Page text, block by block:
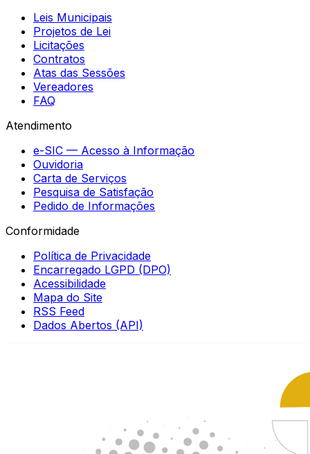
Leis Municipais
Projetos de Lei
Licitações
Contratos
Atas das Sessões
Vereadores
FAQ
Atendimento
e-SIC — Acesso à Informação
Ouvidoria
Carta de Serviços
Pesquisa de Satisfação
Pedido de Informações
Conformidade
Política de Privacidade
Encarregado LGPD (DPO)
Acessibilidade
Mapa do Site
RSS Feed
Dados Abertos (API)